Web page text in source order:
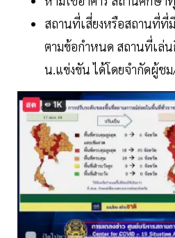
สถานที่เสี่ยงหรือสถานที่ที่
ตามข้อกําหนด สถานที่เล่
น.แข่งขัน ได้โดยจํากัดผู้ช